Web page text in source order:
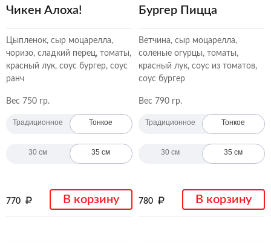
Чикен Алоха!
Цыпленок, сыр моцарелла,
чоризо, сладкий перец, томаты,
красный лук, соус бургер, соус
ранч
Вес 750 гр.
Традиционное Тонкое
30 см 35 см
770 В корзину
Бургер Пицца
Ветчина, сыр моцарелла,
соленые огурцы, томаты,
красный лук, соус из томатов,
соус бургер
Вес 790 гр.
Традиционное Тонкое
30 см 35 см
780 В корзину